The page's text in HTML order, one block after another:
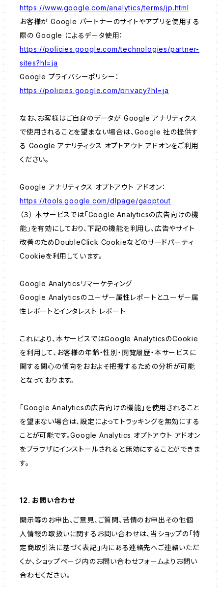
https://www.google.com/analytics/terms/jp.html
お客様が Google パートナーのサイトやアプリを使用する
際の Google によるデータ使用：
https://policies.google.com/technologies/partner-
sites?hl=ja
Google プライバシーポリシー：
https://policies.google.com/privacy?hl=ja
なお、お客様はご自身のデータが Google アナリティクス
で使用されることを望まない場合は、Google 社の提供す
る Google アナリティクス オプトアウト アドオンをご利用
ください。
Google アナリティクス オプトアウト アドオン：
https://tools.google.com/dlpage/gaoptout
（３） 本サービスでは「Google Analyticsの広告向けの機
能」を有効にしており、下記の機能を利用し、広告やサイト
改善のためDoubleClick Cookieなどのサードパーティ
Cookieを利用しています。
Google Analyticsリマーケティング
Google Analyticsのユーザー属性レポートとユーザー属
性レポートとインタレスト レポート
これにより、本サービスではGoogle AnalyticsのCookie
を利用して、お客様の年齢・性別・閲覧履歴・本サービスに
関する関心の傾向をおおよそ把握するための分析が可能
となっております。
「Google Analyticsの広告向けの機能」を使用されること
を望まない場合は、設定によってトラッキングを無効にする
ことが可能です。Google Analytics オプトアウト アドオン
をブラウザにインストールされると無効にすることができま
す。
12. お問い合わせ
開示等のお申出、ご意見、ご質問、苦情のお申出その他個
人情報の取扱いに関するお問い合わせは、当ショップの「特
定商取引法に基づく表記」内にある連絡先へご連絡いただ
くか、ショップページ内のお問い合わせフォームよりお問い
合わせください。